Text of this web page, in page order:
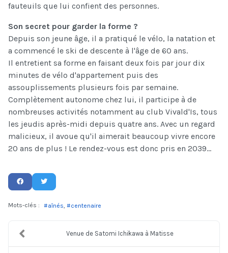
fauteuils que lui confient des personnes.
Son secret pour garder la forme ?
Depuis son jeune âge, il a pratiqué le vélo, la natation et
a commencé le ski de descente à l'âge de 60 ans.
Il entretient sa forme en faisant deux fois par jour dix
minutes de vélo d'appartement puis des
assouplissements plusieurs fois par semaine.
Complètement autonome chez lui, il participe à de
nombreuses activités notamment au club Vivald'Is, tous
les jeudis après-midi depuis quatre ans. Avec un regard
malicieux, il avoue qu'il aimerait beaucoup vivre encore
20 ans de plus ! Le rendez-vous est donc pris en 2039...
Mots-clés : aînés centenaire
Venue de Satomi Ichikawa à Matisse